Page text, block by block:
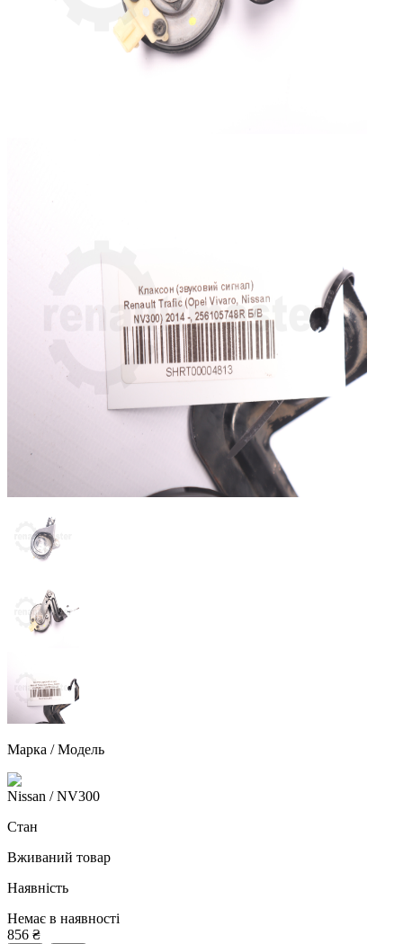
Марка / Модель
Nissan / NV300
Стан
Вживаний товар
Наявність
Немає в наявності
856 ₴